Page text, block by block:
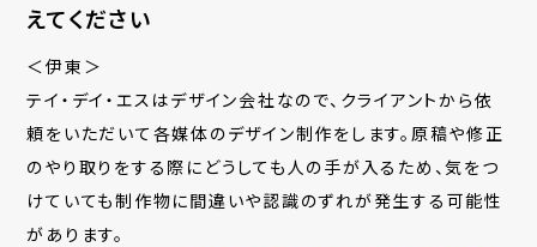
えてください
＜伊東＞
テイ・デイ・エスはデザイン会社なので、クライアントから依
頼をいただいて各媒体のデザイン制作をします。原稿や修正
のやり取りをする際にどうしても人の手が入るため、気をつ
けていても制作物に間違いや認識のずれが発生する可能性
があります。